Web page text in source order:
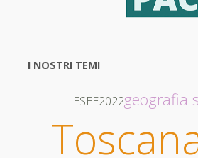
I NOSTRI TEMI
geografia
ESEE2022